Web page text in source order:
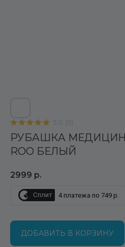
РУБАШКА
ROO БЕЛЫЙ
2999 р.
Сплит 4 платежа по 749 р.
ДОБАВИТЬ В КОРЗИНУ